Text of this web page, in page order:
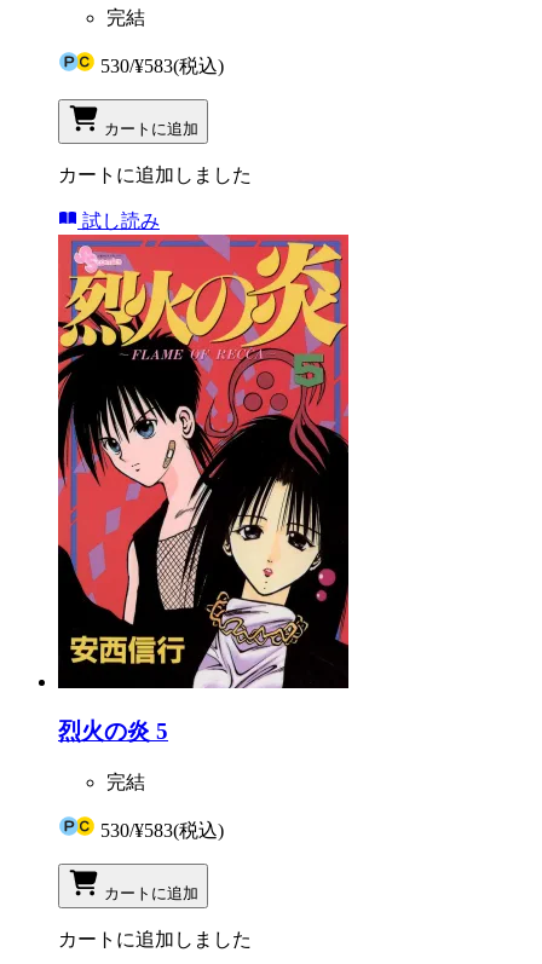
完結
530/¥583(税込)
カートに追加
カートに追加しました
試し読み
烈火の炎 5
完結
530/¥583(税込)
カートに追加
カートに追加しました